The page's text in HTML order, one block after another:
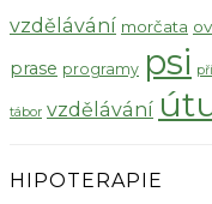
vzdělávání morčata
prase programy psi
tábor vzdělávání
HIPOTERAPIE